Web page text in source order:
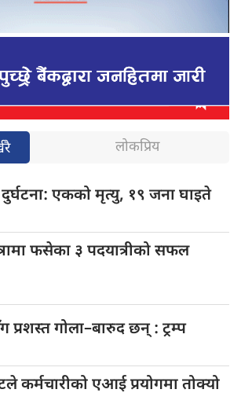
लोकप्रिय
दुर्घटना: एकको मृत्यु, १९ जना घाइते
फसेका ३ पदयात्रीको सफल
प्रशस्तगोला–बारुद छन् : ट्रम्प
कर्मचारीकोएआई प्रयोगमा तोक्यो